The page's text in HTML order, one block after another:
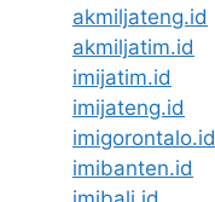
akmiljateng.id
akmiljatim.id
imijatim.id
imijateng.id
imigorontalo.id
imibanten.id